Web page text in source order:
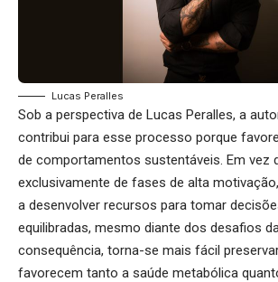
Lucas Peralles
Sob a perspectiva de Lucas Peralles, a
contribui para esse processo porque
de comportamentos sustentáveis. Em vez
exclusivamente de fases de alta
a desenvolver recursos para tomar
equilibradas, mesmo diante dos desafios
consequência, torna-se mais fácil
favorecem tanto a saúde metabólica